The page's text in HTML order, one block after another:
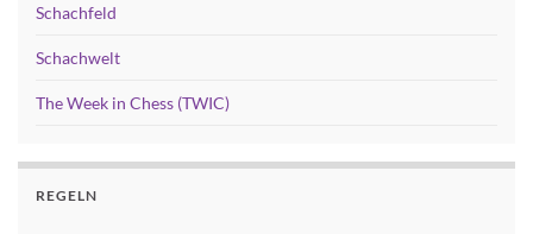
Schachfeld
Schachwelt
The Week in Chess (TWIC)
REGELN